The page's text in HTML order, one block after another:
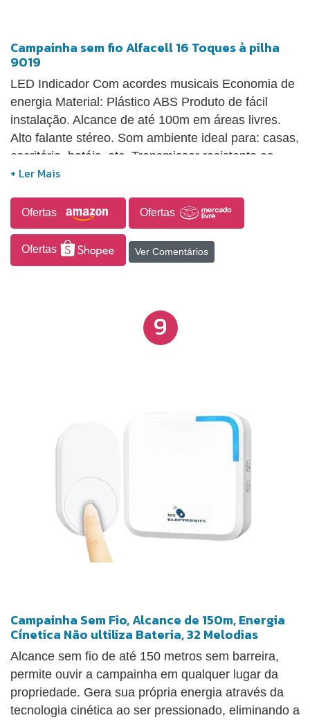
Campainha sem fio Alfacell 16 Toques à pilha
9019
LED Indicador Com acordes musicais Economia de
energia Material: Plástico ABS Produto de fácil
instalação. Alcance de até 100m em áreas livres.
Alto falante stéreo. Som ambiente ideal para: casas,
escritório, hotéis, etc. Transmissor resistente as
intempéries. Medidas: Campainha
59mmx90mmx30mm Com 16 opções de música.
Ofertas Ofertas
Ofertas Ver Comentários
9
Campainha Sem Fio, Alcance de 150m, Energia
Cínetica Não ultiliza Bateria, 32 Melodias
Alcance sem fio de até 150 metros sem barreira,
permite ouvir a campainha em qualquer lugar da
propriedade. Gera sua própria energia através da
tecnologia cinética ao ser pressionado, eliminando a